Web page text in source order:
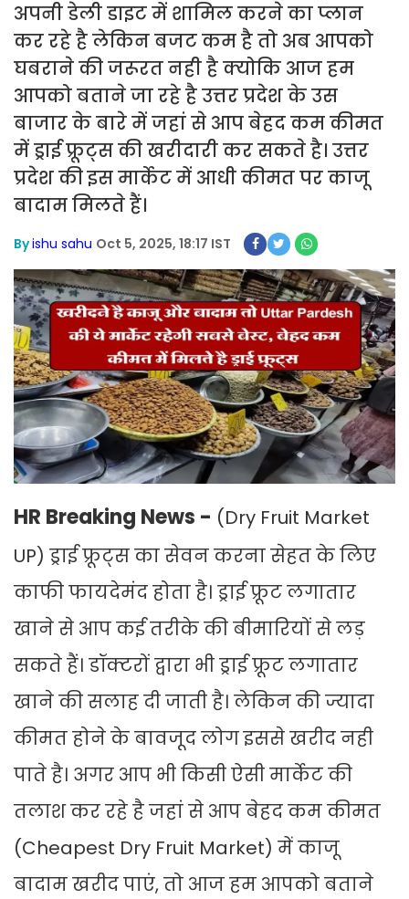
अपनी डेली डाइट में शामिल करने का प्लान
कर रहे है लेकिन बजट कम है तो अब आपको
घबराने की जरूरत नही है क्योकि आज हम
आपको बताने जा रहे है उत्तर प्रदेश के उस
बाजार के बारे में जहां से आप बेहद कम कीमत
में ड्राई फ्रूट्स की खरीदारी कर सकते है। उत्तर
प्रदेश की इस मार्केट में आधी कीमत पर काजू
बादाम मिलते हैं।
Byishu sahu Oct 5, 2025, 18:17 IST
HR Breaking News - (Dry Fruit Market
UP) ड्राई फ्रूट्स का सेवन करना सेहत के लिए
काफी फायदेमंद होता है। ड्राई फ्रूट लगातार
खाने से आप कई तरीके की बीमारियों से लड़
सकते हैं। डॉक्टरों द्वारा भी ड्राई फ्रूट लगातार
खाने की सलाह दी जाती है। लेकिन की ज्यादा
कीमत होने के बावजूद लोग इससे खरीद नही
पाते है। अगर आप भी किसी ऐसी मार्केट की
तलाश कर रहे है जहां से आप बेहद कम कीमत
(Cheapest Dry Fruit Market) में काजू
बादाम खरीद पाएं, तो आज हम आपको बताने